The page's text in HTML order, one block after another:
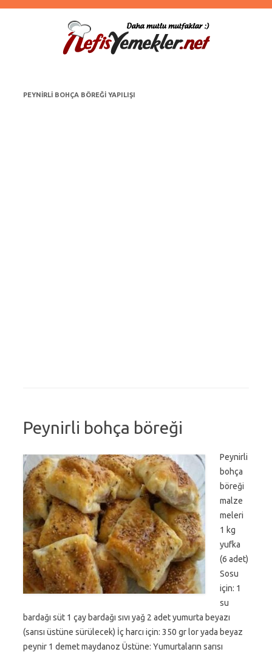
PEYNIRLI BOHÇA BÖREĞI YAPILIŞI
Peynirli bohça böreği
Peynirli
bohça
böreği
malze
meleri
1 kg
yufka
(6 adet)
Sosu
için: 1
su
bardağı süt 1 çay bardağı sıvı yağ 2 adet yumurta beyazı
(sarısı üstüne sürülecek) İç harcı için: 350 gr lor yada beyaz
peynir 1 demet maydanoz Üstüne: Yumurtaların sarısı